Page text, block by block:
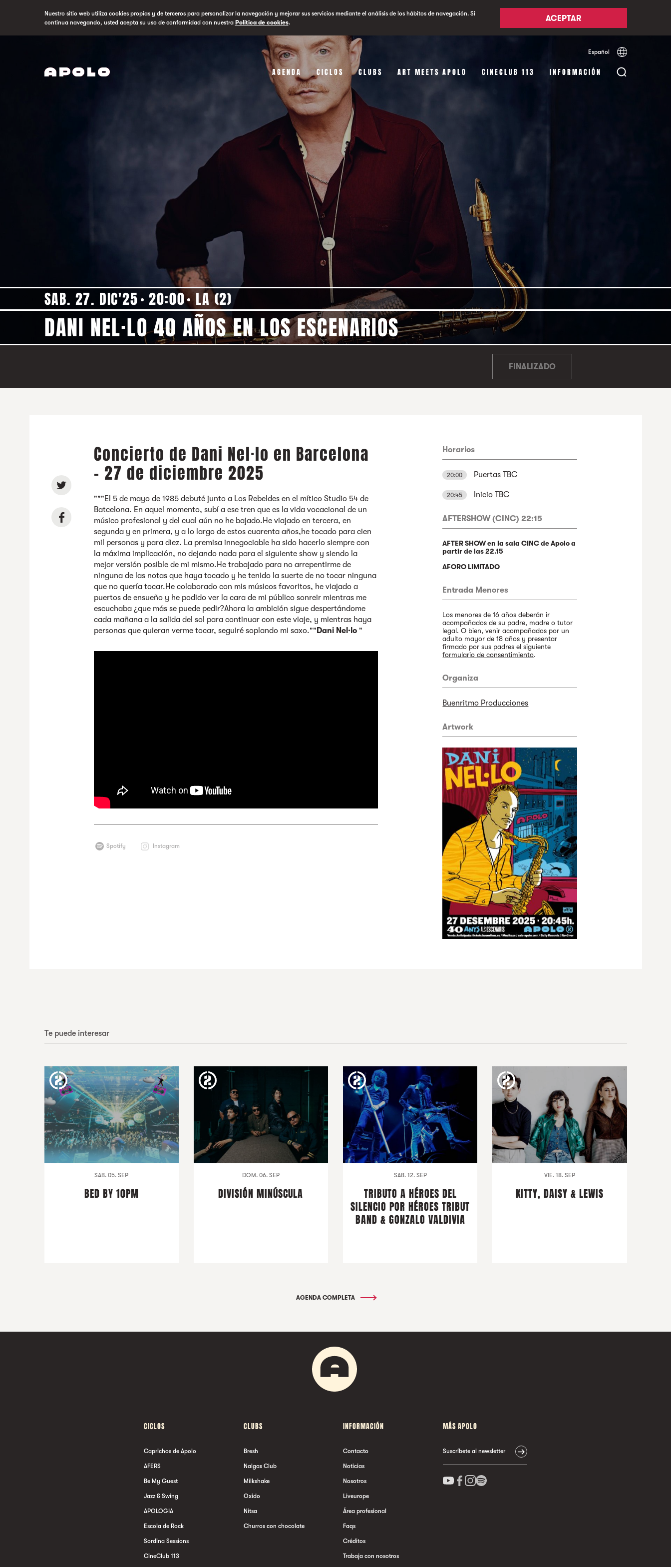
Nuestro sitio web utiliza cookies propias y de terceros para personalizar la navegación y mejorar sus servicios mediante el análisis de los hábitos de navegación. Si
continua navegando, usted acepta su uso de conformidad con nuestra Política de cookies. ACEPTAR
Español Català
AGENDA CICLOS CLUBS ART MEETS APOLO CINECLUB 113 INFORMACIÓN
SAB. 27. DIC'25 20:00 LA (2)
DANI NEL·LO 40 AÑOS EN LOS ESCENARIOS
FINALIZADO
Concierto de Dani Nel·lo en Barcelona
- 27 de diciembre 2025
"""El 5 de mayo de 1985 debuté junto a Los Rebeldes en el mítico Studio 54 de
Batcelona. En aquel momento, subí a ese tren que es la vida vocacional de un
músico profesional y del cual aún no he bajado.He viajado en tercera, en
segunda y en primera, y a lo largo de estos cuarenta años,he tocado para cien
mil personas y para diez. La premisa innegociable ha sido hacerlo siempre con
la máxima implicación, no dejando nada para el siguiente show y siendo la
mejor versión posible de mi mismo.He trabajado para no arrepentirme de
ninguna de las notas que haya tocado y he tenido la suerte de no tocar ninguna
que no quería tocar.He colaborado con mis músicos favoritos, he viajado a
puertos de ensueño y he podido ver la cara de mi público sonreir mientras me
escuchaba ¿que más se puede pedir?Ahora la ambición sigue despertándome
cada mañana a la salida del sol para continuar con este viaje, y mientras haya
personas que quieran verme tocar, seguiré soplando mi saxo."" Dani Nel·lo "
Spotify Instagram
Horarios
20:00 Puertas TBC
20:45 Inicio TBC
AFTERSHOW (CINC) 22:15
AFTER SHOW en la sala CINC de Apolo a
partir de las 22.15
AFORO LIMITADO
Entrada Menores
Los menores de 16 años deberán ir
acompañados de su padre, madre o tutor
legal. O bien, venir acompañados por un
adulto mayor de 18 años y presentar
firmado por sus padres el siguiente
formulario de consentimiento.
Organiza
Buenritmo Producciones
Artwork
Te puede interesar
SAB. 05. SEP
BED BY 10PM
DOM. 06. SEP
DIVISIÓN MINÚSCULA
SAB. 12. SEP
TRIBUTO A HÉROES DEL
SILENCIO POR HÉROES TRIBUT
BAND & GONZALO VALDIVIA
VIE. 18. SEP
KITTY, DAISY & LEWIS
AGENDA COMPLETA
CICLOS
Caprichos de Apolo
AFERS
Be My Guest
Jazz & Swing
APOLOGIA
Escola de Rock
Sordina Sessions
CineClub 113
CLUBS
Bresh
Nalgas Club
Milkshake
Oxido
Nitsa
Churros con chocolate
INFORMACIÓN
Contacto
Noticias
Nosotros
Liveurope
Área profesional
Faqs
Créditos
Trabaja con nosotros
MÁS APOLO
Suscríbete al newsletter